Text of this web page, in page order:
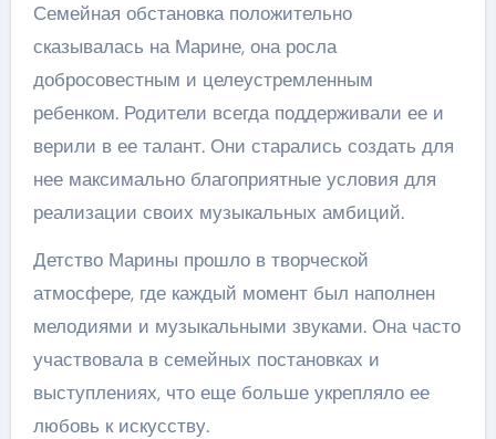
Семейная обстановка положительно
сказывалась на Марине, она росла
добросовестным и целеустремленным
ребенком. Родители всегда поддерживали ее и
верили в ее талант. Они старались создать для
нее максимально благоприятные условия для
реализации своих музыкальных амбиций.
Детство Марины прошло в творческой
атмосфере, где каждый момент был наполнен
мелодиями и музыкальными звуками. Она часто
участвовала в семейных постановках и
выступлениях, что еще больше укрепляло ее
любовь к искусству.